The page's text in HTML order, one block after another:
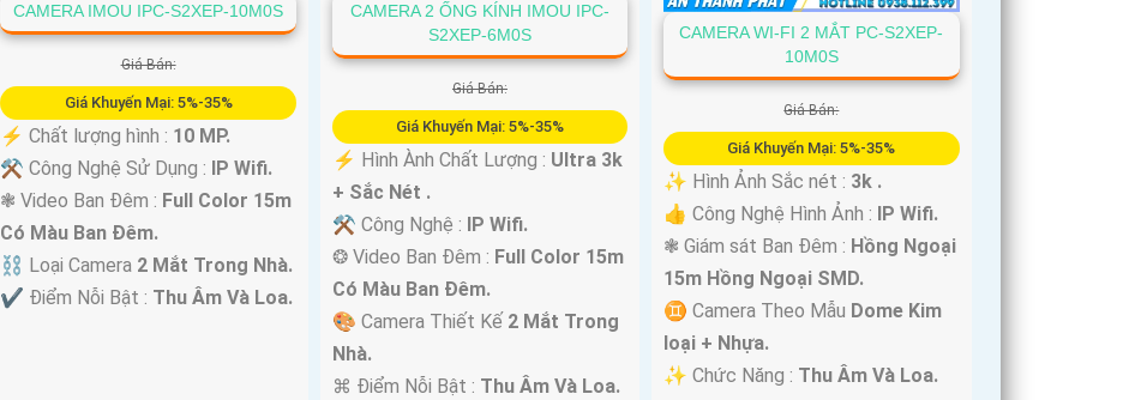
CAMERA IMOU IPC-S2XEP-10M0S
Giá Bán:
Giá Khuyến Mại: 5%-35%
️⚡ Chất lượng hình : 10 MP.
⚒ Công Nghệ Sử Dụng : IP Wifi.
❃ Video Ban Đêm : Full Color 15m
Có Màu Ban Ðêm.
⛓ Loại Camera 2 Mắt Trong Nhà.
️✔️ Điểm Nỗi Bật : Thu Âm Và Loa.
CAMERA 2 ỐNG KÍNH IMOU IPC-
S2XEP-6M0S
Giá Bán:
Giá Khuyến Mại: 5%-35%
️⚡ Hình Ành Chất Lượng : Ultra 3k
+ Sắc Nét .
⚒ Công Nghệ : IP Wifi.
❂ Video Ban Đêm : Full Color 15m
Có Màu Ban Ðêm.
🎨 Camera Thiết Kế 2 Mắt Trong
Nhà.
️⌘ Điểm Nỗi Bật : Thu Âm Và Loa.
CAMERA WI-FI 2 MẮT PC-S2XEP-
10M0S
Giá Bán:
Giá Khuyến Mại: 5%-35%
✨ Hình Ảnh Sắc nét : 3k .
👍 Công Nghệ Hình Ảnh : IP Wifi.
❃ Giám sát Ban Đêm : Hồng Ngoại
15m Hồng Ngoại SMD.
♊ Camera Theo Mẫu Dome Kim
loại + Nhựa.
️✨ Chức Năng : Thu Âm Và Loa.